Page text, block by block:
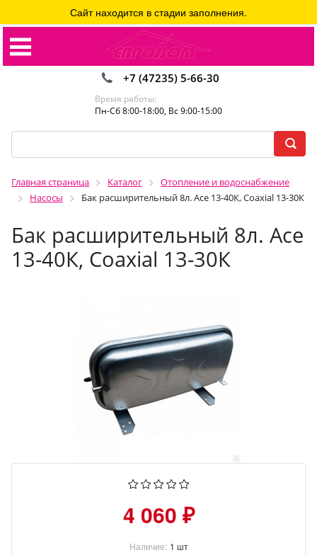
+7 (47235) 5-66-30
Время работы:
Пн-Сб 8:00-18:00, Вс 9:00-15:00
Главная страница Каталог
Отопление и водоснабжение
Насосы
Бак расширительный 8л. Асе 13-40К, Coaxial 13-30К
Бак расширительный 8л. Асе
13-40К, Coaxial 13-30К
Сайт находится в стадии заполнения.
4 060 ₽
Наличие: 1 шт